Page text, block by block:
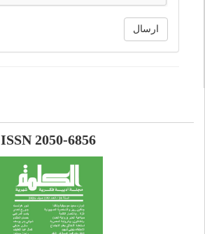
ارسال
ISSN 2050-6856